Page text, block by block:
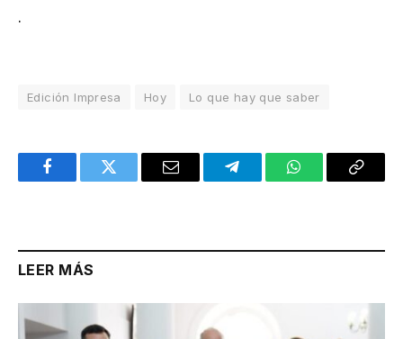
.
Edición Impresa Hoy Lo que hay que saber
FacebookTwitter Email TelegramWhatsAppCopy
LEER MÁS